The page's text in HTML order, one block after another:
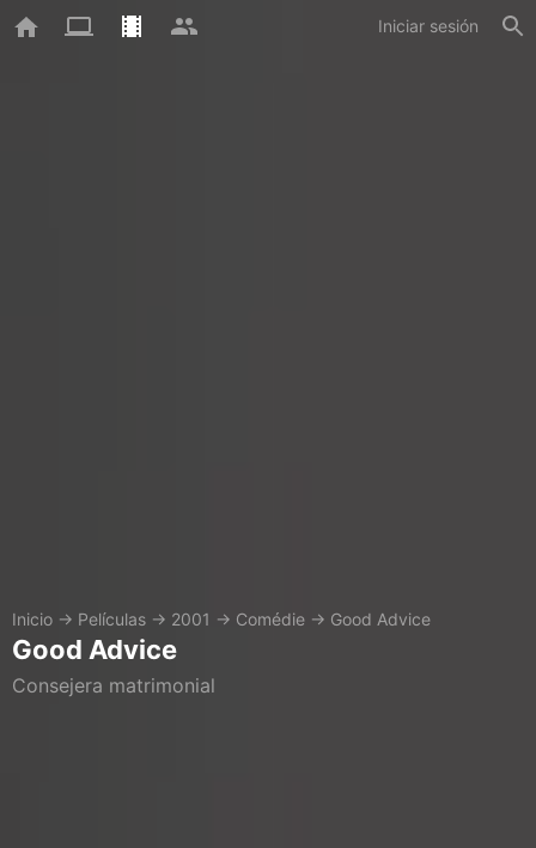
Iniciar sesión
Inicio → Películas → 2001 → Comédie → Good Advice
Good Advice
Consejera matrimonial